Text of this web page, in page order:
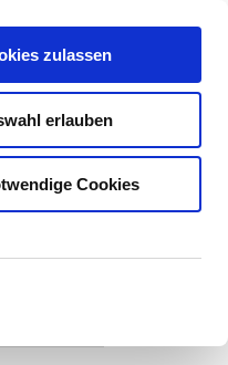
zulassen
erlauben
Cookies
SUCHEN
0 Artikel